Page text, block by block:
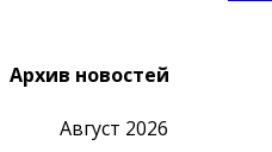
Архив новостей
Август 2026